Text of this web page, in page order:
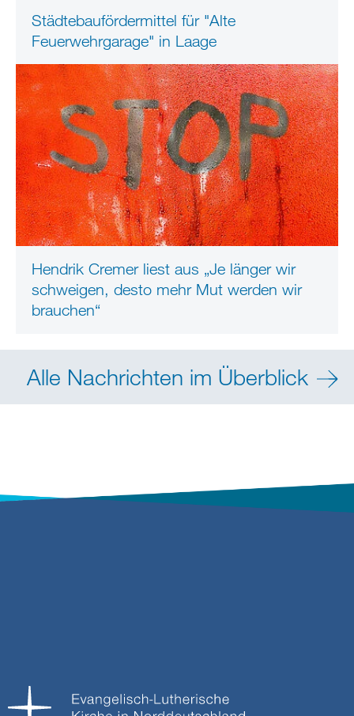
Städtebaufördermittel für "Alte
Feuerwehrgarage" in Laage
Hendrik Cremer liest aus „Je länger wir
schweigen, desto mehr Mut werden wir
brauchen“
Alle Nachrichten im Überblick